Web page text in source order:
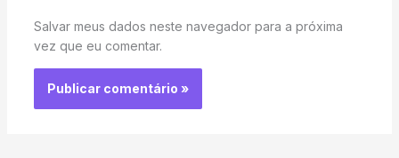
Salvar meus dados neste navegador para a próxima
vez que eu comentar.